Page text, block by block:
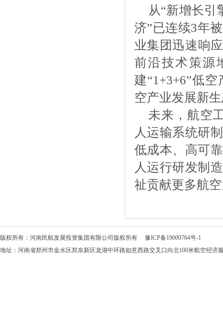
从“新增长引
济”已连续3年
业集团迅速响
前沿技术策源
建“1+3+6”低
空产业发展新
未来，航空
人运输系统研
低成本、高可
人运行研发制
祉贡献更多航
版权所有：河南民航发展投资集团有限公司版权所有 豫ICP备19000764号-1
地址：河南省郑州市金水区郑东新区龙湖中环路如意西路交叉口向北100米航空经济